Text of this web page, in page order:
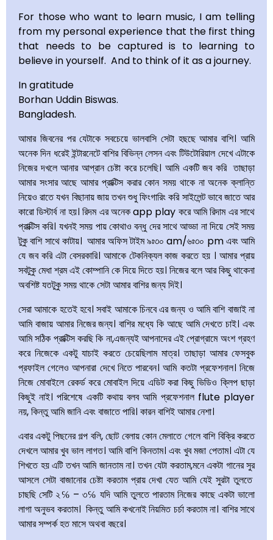
For those who want to learn music, I am telling
from my personal experience that the first thing
that needs to be captured is to learning to
believe in yourself. And to think of it as a journey.
In gratitude
Borhan Uddin Biswas.
Bangladesh.
আমার জিবনের পর যেটাকে সবচেয়ে ভালবাসি সেটা হছছে আমার বাশি। আমি
অনেক দিন ধরেই ইন্টারনেটে বাশির বিভিন্ন লেসন এবং টিউটোরিয়াল দেখে এটাকে
নিজের দখলে আনার আপ্রান চেষ্টা করে চলেছি। আমি একটি জব করি তাছাড়া
আমার সংসার আছে আমার প্রাক্টিস করার কোন সময় থাকে না অনেক ক্লান্তি
নিয়েও রাতে যখন বিছানায় জায় তখন শুধু ফিংগারিং করি সাইলেন্ট ভাবে জাতে আর
কারো ডিস্টার্ব না হয়। রিদম এর অনেক app play করে আমি রিদাম এর সাথে
প্রাক্টিস করি। যখনই সময় পায় কোথাও বন্ধু দের সাথে আড্ডা না দিয়ে সেই সময়
টুকু বাশি সাথে কাটায়। আমার অফিস টাইম ৯ঃ৩০ am/৬ঃ৩০ pm এবং আমি
যে জব করি এটা বেসরকারি। আমাকে টেকনিক্যল কাজ করতে হয় । আমার প্রায়
সবটুকু মেধা শ্রম এই কোম্পানি কে দিয়ে দিতে হয়। নিজের বলে আর কিছু থাকেনা
অবশিষ্ট যতটুকু সময় থাকে সেটা আমার বাশির জন্য দিই।
সেরা আমাকে হতেই হবে। সবাই আমাকে চিনবে এর জন্য ও আমি বাশি বাজাই না
আমি বাজায় আমার নিজের জন্য। বাশির মধ্যে কি আছে আমি দেখতে চাই। এবং
আমি সঠিক প্রাক্টিস করছি কি না,এজন্যই আপনাদের এই প্রোগ্রামে অংশ গ্রহণ
করে নিজেকে একটু যাচাই করতে চেয়েছিলাম মাত্র। তাছাড়া আমার ফেসবুক
প্রফাইল গেলেও আপনারা দেখে নিতে পারবেন। আমি কতটা প্রফেশনাল। নিজে
নিজে মোবাইলে রেকর্ড করে মোবাইল দিয়ে এডিট করা কিছু ভিডিও ক্লিপ ছাড়া
কিছুই নাই। পরিশেষে একটি কথায় বলব আমি প্রফেশনাল flute player
নয়, কিন্তু আমি জানি এবং বাজাতে পারি। কারন বাশিই আমার নেশা।
এবার একটু পিছনের গল্প বলি, ছোট বেলায় কোন মেলাতে গেলে বাশি বিক্রি করতে
দেখলে আমার খুব ভাল লাগত। আমি বাশি কিনতাম। এবং খুব মজা পেতাম। এটা যে
শিখতে হয় এটি তখন আমি জানতাম না। তখন যেটা করতাম,মনে একটা গানের সুর
আসলে সেটা বাজানোর চেষ্টা করতাম প্রায় দেখা যেত আমি যেই সুরটা তুলতে
চাছছি সেটি ২℅ – ৩℅ যদি আমি তুলতে পারতাম নিজের কাছে একটা ভালো
লাগা অনুভব করতাম। কিন্তু আমি কখনোই নিয়মিত চর্চা করতাম না। বাশির সাথে
আমার সম্পর্ক হত মাসে অথবা বছরে।